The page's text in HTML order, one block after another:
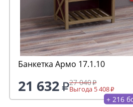
Банкетка Армо 17.1.10
21 632 27 040
Выгода 5 408
+ 216